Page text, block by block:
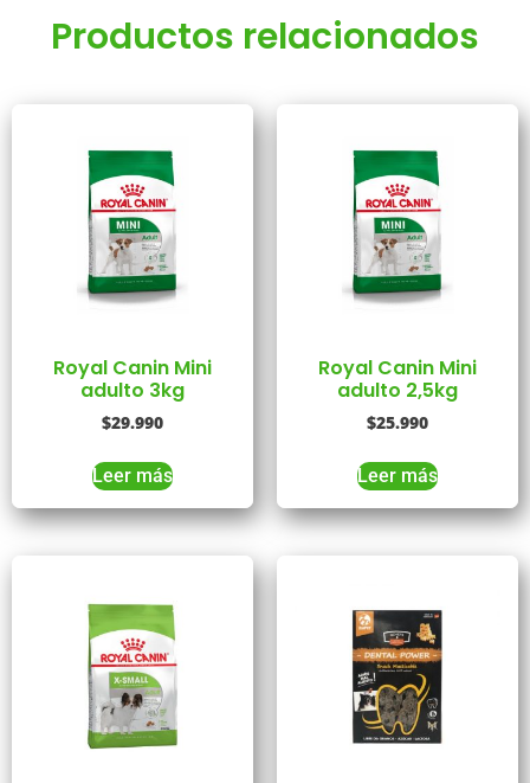
Productos relacionados
Royal Canin Mini
adulto 3kg
$29.990
Leer más
Royal Canin Mini
adulto 2,5kg
$25.990
Leer más